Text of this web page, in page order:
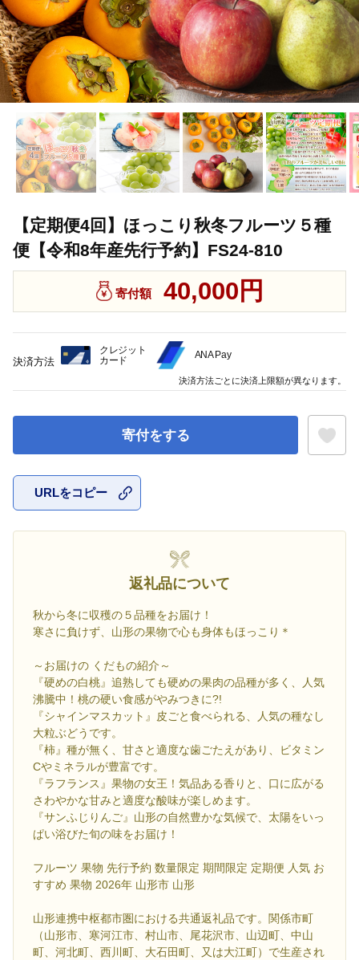
【定期便4回】ほっこり秋冬フルーツ５種
便【令和8年産先行予約】FS24-810
寄付額 40,000円
寄付をする
URLをコピー
返礼品について
秋から冬に収穫の５品種をお届け！
寒さに負けず、山形の果物で心も身体もほっこり＊
～お届けの くだもの紹介～
『硬めの白桃』追熟しても硬めの果肉の品種が多く、人気
沸騰中！桃の硬い食感がやみつきに?!
『シャインマスカット』皮ごと食べられる、人気の種なし
大粒ぶどうです。
『柿』種が無く、甘さと適度な歯ごたえがあり、ビタミン
Cやミネラルが豊富です。
『ラフランス』果物の女王！気品ある香りと、口に広がる
さわやかな甘みと適度な酸味が楽しめます。
『サンふじりんご』山形の自然豊かな気候で、太陽をいっ
ぱい浴びた旬の味をお届け！
フルーツ 果物 先行予約 数量限定 期間限定 定期便 人気 お
すすめ 果物 2026年 山形市 山形
山形連携中枢都市圏における共通返礼品です。関係市町
（山形市、寒河江市、村山市、尾花沢市、山辺町、中山
町、河北町、西川町、大石田町、又は大江町）で生産され
決済方法
クレジット
カード
ANA Pay
決済方法ごとに決済上限額が異なります。